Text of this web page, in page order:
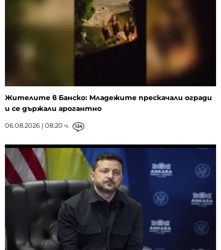
Жителите в Банско: Младежите прескачали огради
и се държали арогантно
06.08.2026 | 08:20 ч. 124